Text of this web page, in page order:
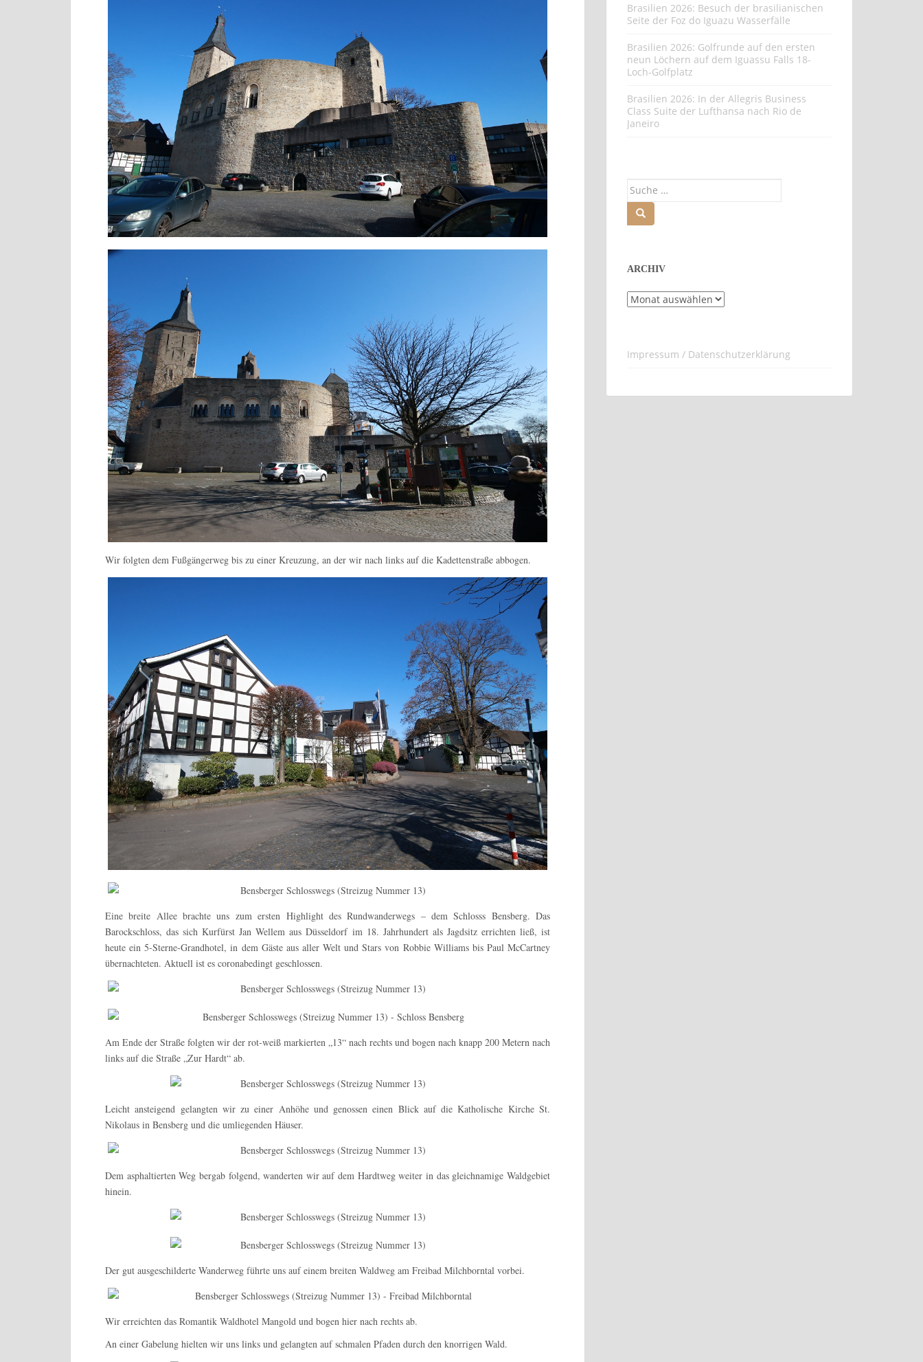
Wir folgten dem Fußgängerweg bis zu einer Kreuzung, an der wir nach links auf die Kadettenstraße abbogen.
Eine breite Allee brachte uns zum ersten Highlight des Rundwanderwegs – dem Schlosss Bensberg. Das
Barockschloss, das sich Kurfürst Jan Wellem aus Düsseldorf im 18. Jahrhundert als Jagdsitz errichten ließ, ist
heute ein 5-Sterne-Grandhotel, in dem Gäste aus aller Welt und Stars von Robbie Williams bis Paul McCartney
übernachteten. Aktuell ist es coronabedingt geschlossen.
Am Ende der Straße folgten wir der rot-weiß markierten „13“ nach rechts und bogen nach knapp 200 Metern nach
links auf die Straße „Zur Hardt“ ab.
Leicht ansteigend gelangten wir zu einer Anhöhe und genossen einen Blick auf die Katholische Kirche St.
Nikolaus in Bensberg und die umliegenden Häuser.
Dem asphaltierten Weg bergab folgend, wanderten wir auf dem Hardtweg weiter in das gleichnamige Waldgebiet
hinein.
Der gut ausgeschilderte Wanderweg führte uns auf einem breiten Waldweg am Freibad Milchborntal vorbei.
Wir erreichten das Romantik Waldhotel Mangold und bogen hier nach rechts ab.
An einer Gabelung hielten wir uns links und gelangten auf schmalen Pfaden durch den knorrigen Wald.
Brasilien 2026: Besuch der brasilianischen
Seite der Foz do Iguazu Wasserfälle
Brasilien 2026: Golfrunde auf den ersten
neun Löchern auf dem Iguassu Falls 18-
Loch-Golfplatz
Brasilien 2026: In der Allegris Business
Class Suite der Lufthansa nach Rio de
Janeiro
ARCHIV
Archiv
Impressum / Datenschutzerklärung